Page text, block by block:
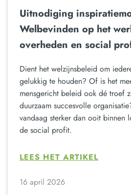
Uitnodiging
Welbevinden op het
overheden en social
Dient het welzijnsbeleid om
gelukkig te houden? Of is het
mensgericht beleid ook dé troef
duurzaam succesvolle
vandaag sterker dan ooit binnen
de social profit.
LEES HET ARTIKEL
16 april 2026